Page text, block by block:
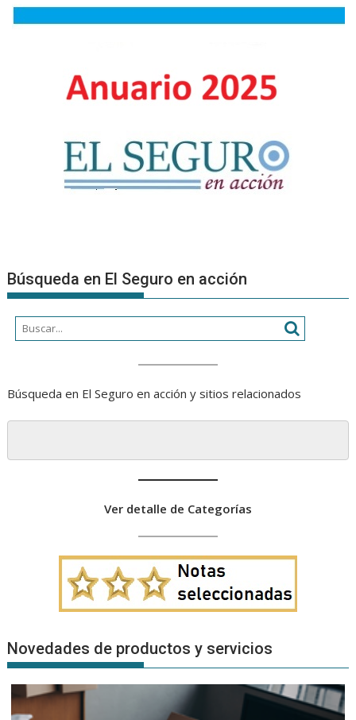
Búsqueda en El Seguro en acción
Búsqueda en El Seguro en acción y sitios relacionados
Ver detalle de Categorías
Novedades de productos y servicios